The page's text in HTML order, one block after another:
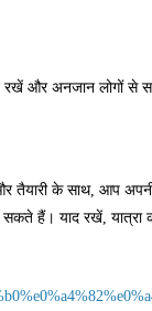
रखें और अनजान लोगों से
तैयारी के साथ, आप
सकते हैं। याद रखें,